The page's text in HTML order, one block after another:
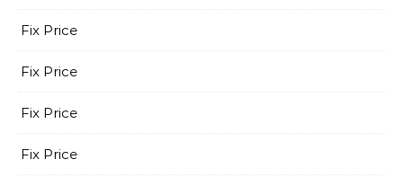
Fix Price
Fix Price
Fix Price
Fix Price